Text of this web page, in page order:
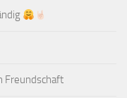
Freundschaft